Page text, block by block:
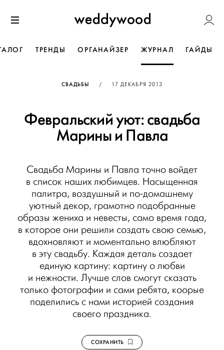
к содержанию
Weddywood
ТРЕНДЫ ОРГАНАЙЗЕР ЖУРНАЛ ГАЙДЫ
СВАДЬБЫ / ОПУБЛИКОВАНО
17 ДЕКАБРЯ 2013
Февральский уют: свадьба
Марины и Павла
Свадьба Марины и Павла точно войдет
в список наших любимцев. Насыщенная
палитра, воздушный и по-домашнему
уютный декор, грамотно подобранные
образы жениха и невесты, само время года,
в которое они решили создать свою семью,
вдохновляют и моментально влюбляют
в эту свадьбу. Каждая деталь создает
единую картину: картину о любви
и нежности. Лучше слов смогут сказать
только фотографии и сами ребята, коорые
поделились с нами историей создания
своего праздника.
СОХРАНИТЬ